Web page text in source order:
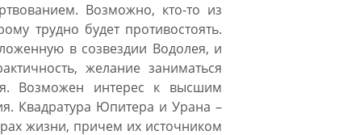
Возможно, кто-то из
трудно будет противостоять.
в созвездии Водолея, и
желание заниматься
Возможен интерес к высшим
Квадратура Юпитера и Урана –
жизни, причем их источником